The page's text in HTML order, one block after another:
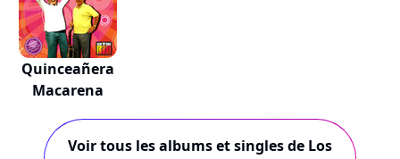
Quinceañera
Macarena
Voir tous les albums et singles de Los